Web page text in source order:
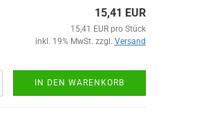
15,41 EUR
15,41 EUR pro Stück
inkl. 19% MwSt. zzgl. Versand
IN DEN WARENKORB